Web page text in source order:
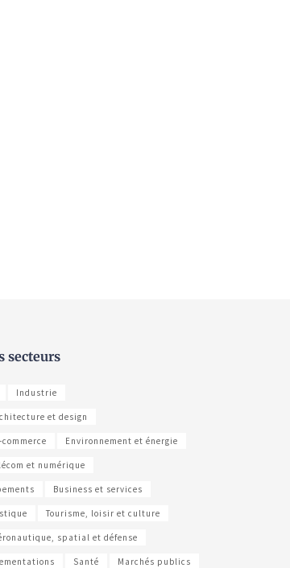
secteurs
Industrie
et design
Environnement et énergie
et numérique
Business et services
Tourisme, loisir et culture
spatial et défense
Santé Marchés publics